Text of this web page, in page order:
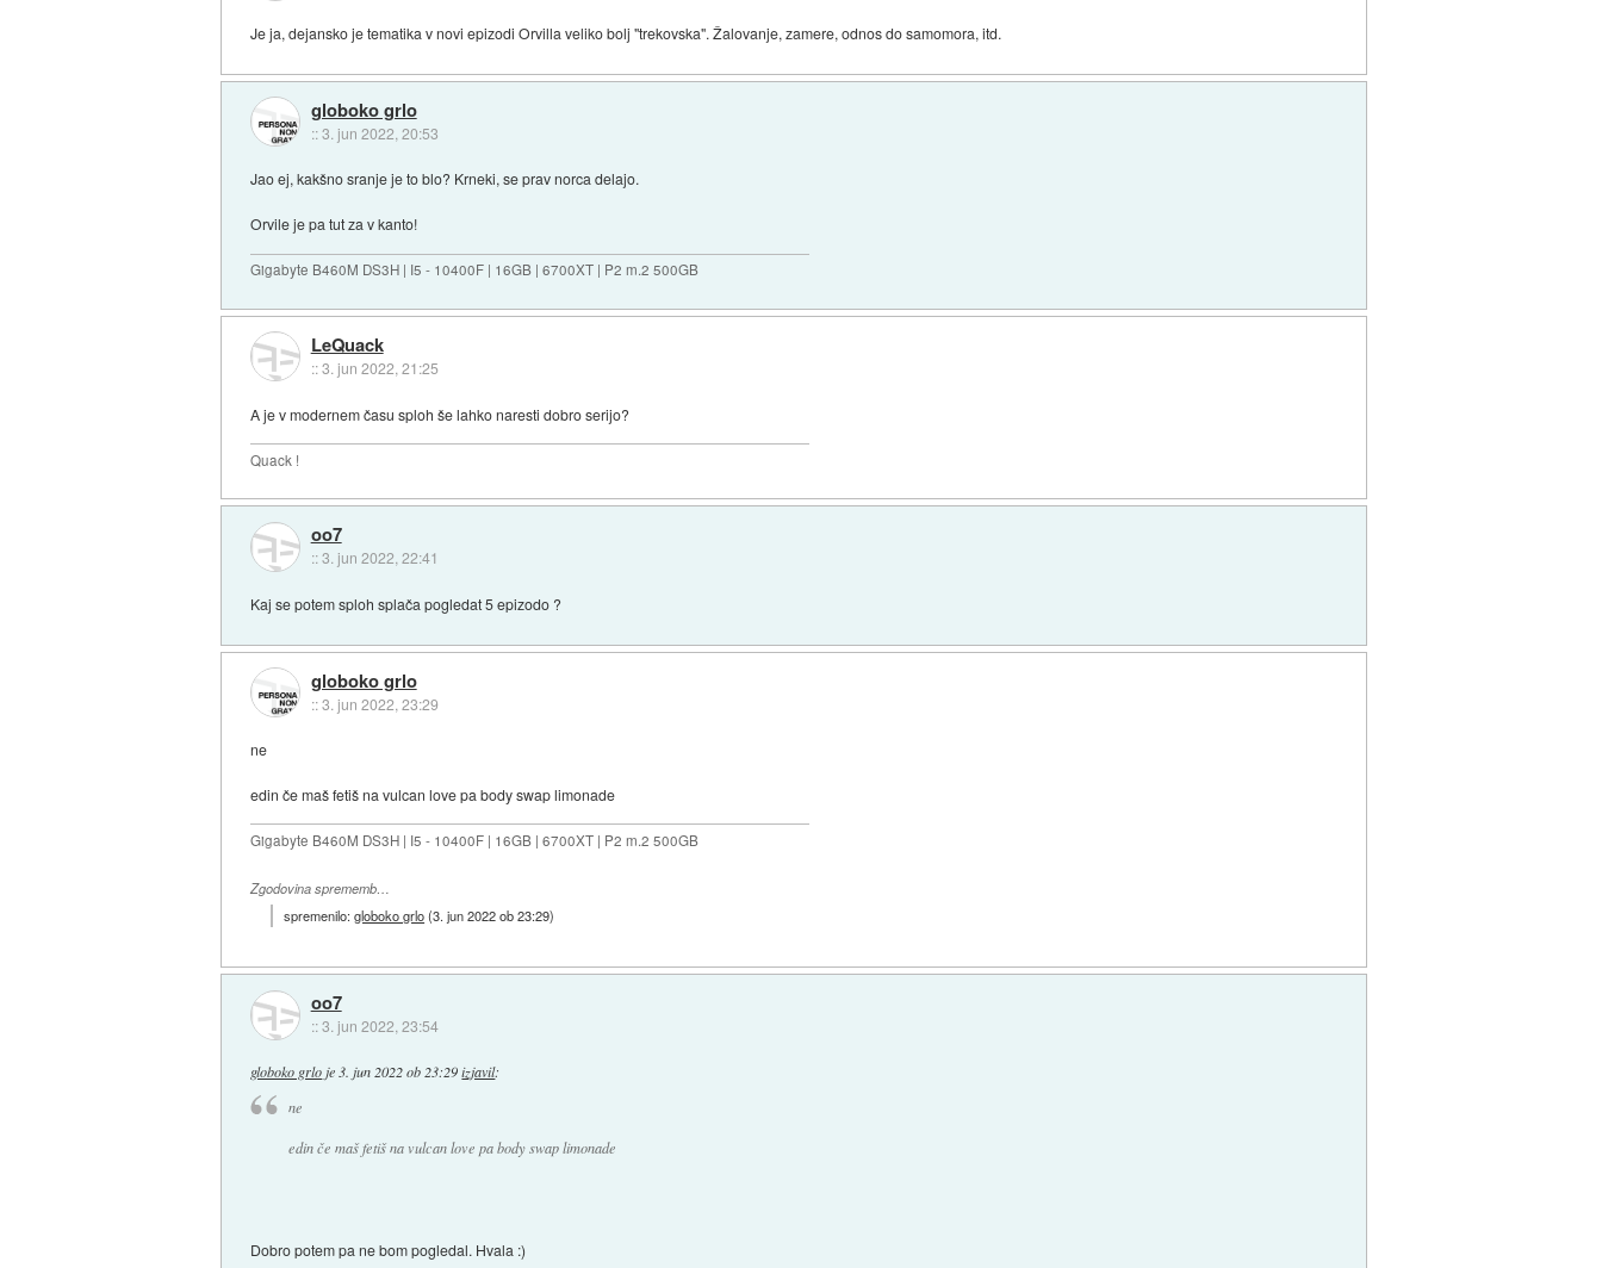
Je ja, dejansko je tematika v novi epizodi Orvilla veliko bolj "trekovska". Žalovanje, zamere, odnos do samomora, itd.
globoko grlo
::3. jun 2022, 20:53
Jao ej, kakšno sranje je to blo? Krneki, se prav norca delajo.
Orvile je pa tut za v kanto!
Gigabyte B460M DS3H | I5 - 10400F | 16GB | 6700XT | P2 m.2 500GB
LeQuack
::3. jun 2022, 21:25
A je v modernem času sploh še lahko naresti dobro serijo?
Quack !
oo7
::3. jun 2022, 22:41
Kaj se potem sploh splača pogledat 5 epizodo ?
globoko grlo
::3. jun 2022, 23:29
ne
edin če maš fetiš na vulcan love pa body swap limonade
Gigabyte B460M DS3H | I5 - 10400F | 16GB | 6700XT | P2 m.2 500GB
Zgodovina sprememb…
spremenilo:globoko grlo(3. jun 2022 ob 23:29)
oo7
::3. jun 2022, 23:54
globoko grlo je 3. jun 2022 ob 23:29 izjavil:
ne
edin če maš fetiš na vulcan love pa body swap limonade
Dobro potem pa ne bom pogledal. Hvala :)